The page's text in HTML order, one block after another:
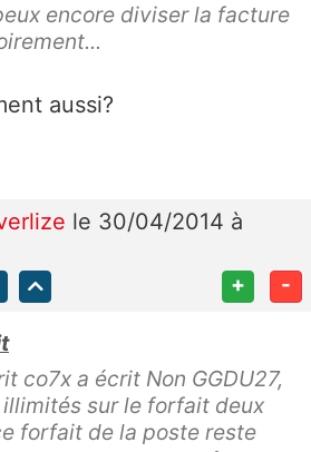
encore diviser la facture
aussi?
le 30/04/2014 à
+ -
co7x a écrit Non GGDU27,
sur le forfait deux
forfait de la poste reste